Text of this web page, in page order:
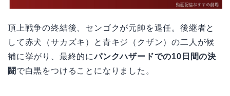
頂上戦争の終結後、センゴクが元帥を退任。後継者と
して赤犬（サカズキ）と青キジ（クザン）の二人が候
補に挙がり、最終的にパンクハザードでの10日間の決
闘 で白黒をつけることになりました。